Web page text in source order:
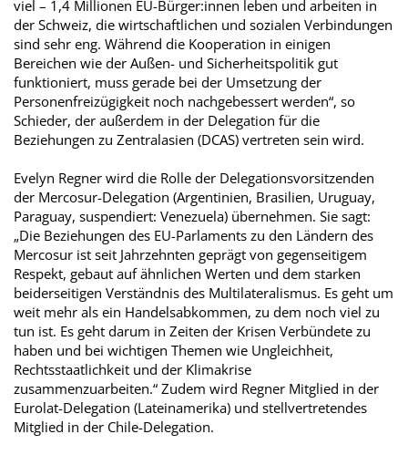
viel – 1,4 Millionen EU-Bürger:innen leben und arbeiten in
der Schweiz, die wirtschaftlichen und sozialen Verbindungen
sind sehr eng. Während die Kooperation in einigen
Bereichen wie der Außen- und Sicherheitspolitik gut
funktioniert, muss gerade bei der Umsetzung der
Personenfreizügigkeit noch nachgebessert werden“, so
Schieder, der außerdem in der Delegation für die
Beziehungen zu Zentralasien (DCAS) vertreten sein wird.
Evelyn Regner wird die Rolle der Delegationsvorsitzenden
der Mercosur-Delegation (Argentinien, Brasilien, Uruguay,
Paraguay, suspendiert: Venezuela) übernehmen. Sie sagt:
„Die Beziehungen des EU-Parlaments zu den Ländern des
Mercosur ist seit Jahrzehnten geprägt von gegenseitigem
Respekt, gebaut auf ähnlichen Werten und dem starken
beiderseitigen Verständnis des Multilateralismus. Es geht um
weit mehr als ein Handelsabkommen, zu dem noch viel zu
tun ist. Es geht darum in Zeiten der Krisen Verbündete zu
haben und bei wichtigen Themen wie Ungleichheit,
Rechtsstaatlichkeit und der Klimakrise
zusammenzuarbeiten.“ Zudem wird Regner Mitglied in der
Eurolat-Delegation (Lateinamerika) und stellvertretendes
Mitglied in der Chile-Delegation.